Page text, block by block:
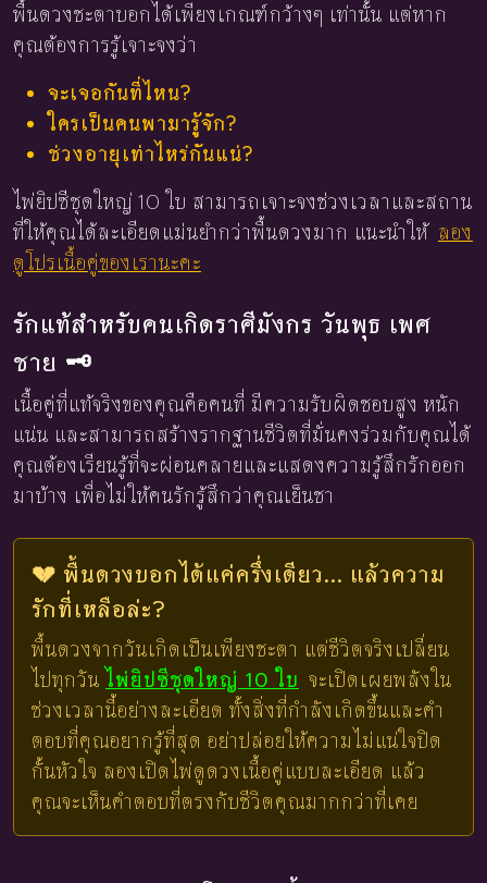
พื้นดวงชะตาบอกได้เพียงเกณฑ์กว้างๆ เท่านั้น แต่หาก
คุณต้องการรู้เจาะจงว่า
จะเจอกันที่ไหน?
ใครเป็นคนพามารู้จัก?
ช่วงอายุเท่าไหร่กันแน่?
ไพ่ยิปซีชุดใหญ่ 10 ใบ สามารถเจาะจงช่วงเวลาและสถาน
ที่ให้คุณได้ละเอียดแม่นยำกว่าพื้นดวงมาก แนะนำให้ ลอง
ดูโปรเนื้อคู่ของเรานะคะ
รักแท้สำหรับคนเกิดราศีมังกร วันพุธ เพศ
ชาย 🗝️
เนื้อคู่ที่แท้จริงของคุณคือคนที่ มีความรับผิดชอบสูง หนัก
แน่น และสามารถสร้างรากฐานชีวิตที่มั่นคงร่วมกับคุณได้
คุณต้องเรียนรู้ที่จะผ่อนคลายและแสดงความรู้สึกรักออก
มาบ้าง เพื่อไม่ให้คนรักรู้สึกว่าคุณเย็นชา
💔 พื้นดวงบอกได้แค่ครึ่งเดียว... แล้วความ
รักที่เหลือล่ะ?
พื้นดวงจากวันเกิดเป็นเพียงชะตา แต่ชีวิตจริงเปลี่ยน
ไปทุกวัน ไพ่ยิปซีชุดใหญ่ 10 ใบ จะเปิดเผยพลังใน
ช่วงเวลานี้อย่างละเอียด ทั้งสิ่งที่กำลังเกิดขึ้นและคำ
ตอบที่คุณอยากรู้ที่สุด อย่าปล่อยให้ความไม่แน่ใจปิด
กั้นหัวใจ ลองเปิดไพ่ดูดวงเนื้อคู่แบบละเอียด แล้ว
คุณจะเห็นคำตอบที่ตรงกับชีวิตคุณมากกว่าที่เคย